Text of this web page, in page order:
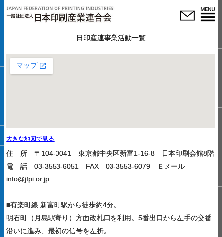
日印産連事業活動一覧
所在地案内図
大きな地図で見る
住 所 〒104-0041 東京都中央区新富1-16-8 日本印刷会館8階
電 話 03-3553-6051 FAX 03-3553-6079 Ｅメール
info@jfpi.or.jp
■有楽町線 新富町駅から徒歩約4分。
明石町（月島駅寄り）方面改札口を利用。5番出口から左手の交番
沿いに進み、最初の信号を左折。